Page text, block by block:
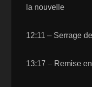
la nouvelle
12:11 – Serrage
13:17 – Remise